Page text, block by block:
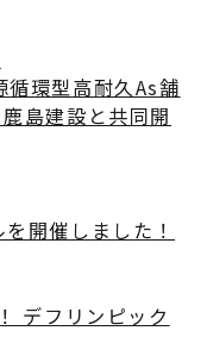
環型高耐久As舗
島建設と共同開
開催しました！
デフリンピック